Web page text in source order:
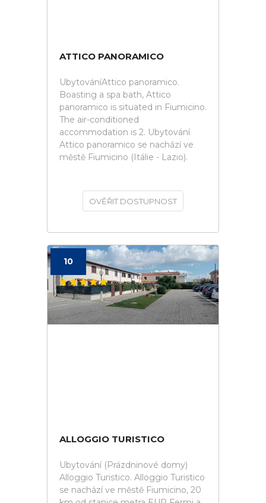
ATTICO PANORAMICO
UbytováníAttico panoramico.
Boasting a spa bath, Attico
panoramico is situated in Fiumicino.
The air-conditioned
accommodation is 2. Ubytování
Attico panoramico se nachází ve
městě Fiumicino (Itálie - Lazio).
OVĚŘIT DOSTUPNOST
10
ALLOGGIO TURISTICO
Ubytování (Prázdninové domy)
Alloggio Turistico. Alloggio Turistico
se nachází ve městě Fiumicino, 20